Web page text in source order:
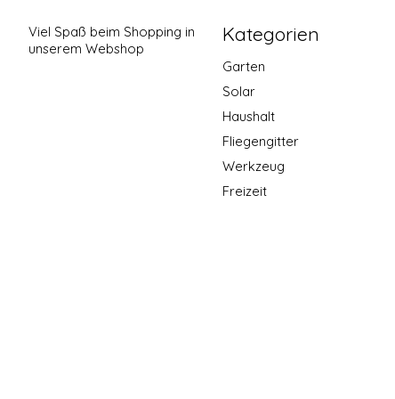
Viel Spaß beim Shopping in
unserem Webshop
Kategorien
Garten
Solar
Haushalt
Fliegengitter
Werkzeug
Freizeit